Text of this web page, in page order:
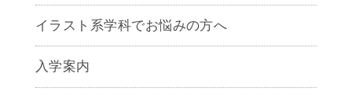
アニメーション学科
声優学科
イラスト系学科でお悩みの方へ
入学案内
募集要項